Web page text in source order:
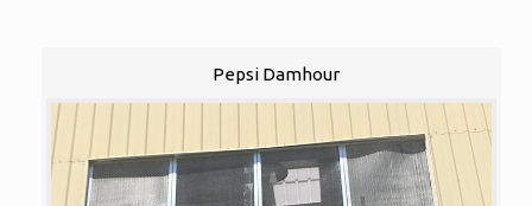
Pepsi Damhour